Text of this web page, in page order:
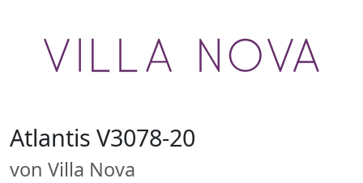
Atlantis V3078-20
von Villa Nova